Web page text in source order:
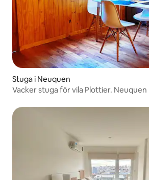
Stuga i Neuquen
Vacker stuga för vila Plottier. Neuquen